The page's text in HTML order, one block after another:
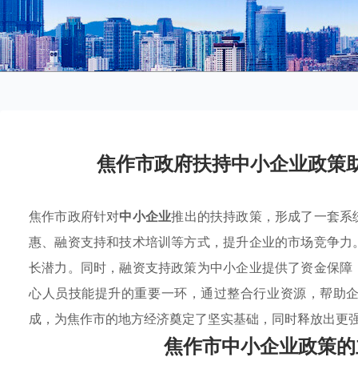
焦作市政府扶持中小企业政策
焦作市政府针对中小企业推出的扶持政策，形成了一套
惠、融资支持和技术培训等方式，提升企业的市场竞争
长潜力。同时，融资支持政策为中小企业提供了资金保
心人员技能提升的重要一环，通过整合行业资源，帮助
成，为焦作市的地方经济奠定了坚实基础，同时释放出更
焦作市中小企业政策